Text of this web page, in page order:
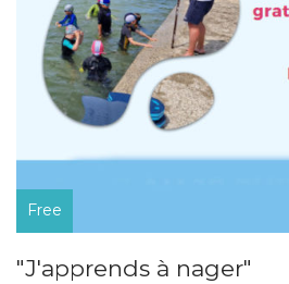
Free
"J'apprends à nager"